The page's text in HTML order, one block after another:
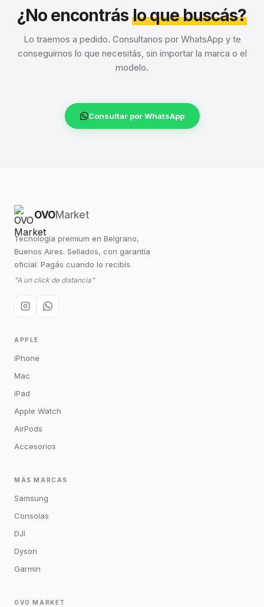
¿No encontráslo que buscás?
Lo traemos a pedido. Consultanos por WhatsApp y te
conseguimos lo que necesitás, sin importar la marca o el
modelo.
Consultar por WhatsApp
OVOMarket
Tecnología premium en Belgrano,
Buenos Aires. Sellados, con garantía
oficial. Pagás cuando lo recibís.
"A un click de distancia"
APPLE
iPhone
Mac
iPad
Apple Watch
AirPods
Accesorios
MÁS MARCAS
Samsung
Consolas
DJI
Dyson
Garmin
OVO MARKET